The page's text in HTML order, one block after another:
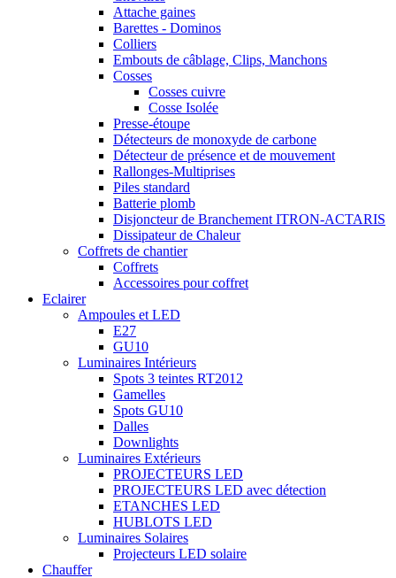
Attache gaines
Barettes - Dominos
Colliers
Embouts de câblage, Clips, Manchons
Cosses
Cosses cuivre
Cosse Isolée
Presse-étoupe
Détecteurs de monoxyde de carbone
Détecteur de présence et de mouvement
Rallonges-Multiprises
Piles standard
Batterie plomb
Disjoncteur de Branchement ITRON-ACTARIS
Dissipateur de Chaleur
Coffrets de chantier
Coffrets
Accessoires pour coffret
Eclairer
Ampoules et LED
E27
GU10
Luminaires Intérieurs
Spots 3 teintes RT2012
Gamelles
Spots GU10
Dalles
Downlights
Luminaires Extérieurs
PROJECTEURS LED
PROJECTEURS LED avec détection
ETANCHES LED
HUBLOTS LED
Luminaires Solaires
Projecteurs LED solaire
Chauffer